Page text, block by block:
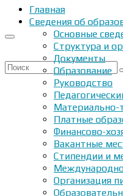
Искать:
Главная
Сведения об
Основные
Структура и
Документы
Образование
Руководство
Материально-
Платные
Финансово-
Вакантные
Стипендии и
Организация